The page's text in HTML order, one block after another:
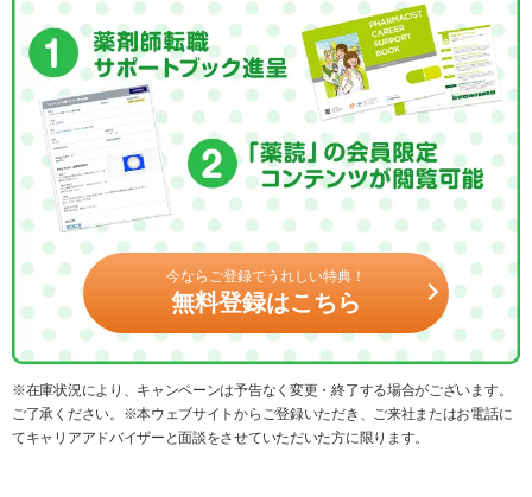
今ならご登録でうれしい特典！
無料登録はこちら
※在庫状況により、キャンペーンは予告なく変更・終了する場合がございます。
ご了承ください。※本ウェブサイトからご登録いただき、ご来社またはお電話に
てキャリアアドバイザーと面談をさせていただいた方に限ります。